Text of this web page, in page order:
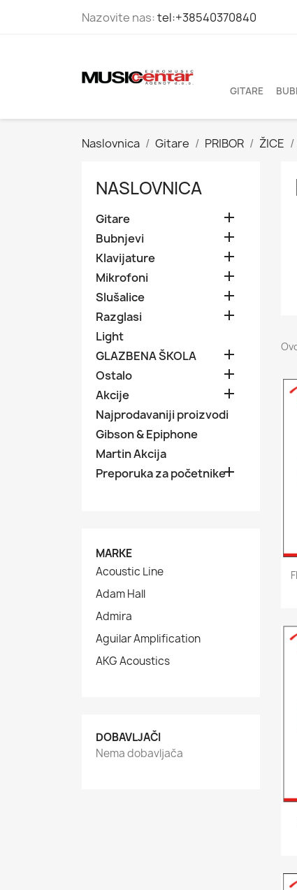
Nazovite nas:tel:+38540370840
GITARE
Naslovnica Gitare PRIBOR ŽICE
NASLOVNICA
Gitare 
Bubnjevi 
Klavijature 
Mikrofoni 
Slušalice 
Razglasi 
Light
GLAZBENA ŠKOLA

Ostalo 
Akcije 
Najprodavaniji proizvodi
Gibson & Epiphone
Martin Akcija
Preporuka za početnike
MARKE
Acoustic Line
Adam Hall
Admira
Aguilar Amplification
AKG Acoustics
DOBAVLJAČI
Nema dobavljača